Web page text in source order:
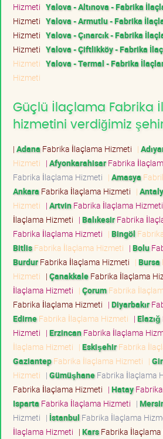
Hizmeti Yalova - Altınova - Fabrika
Hizmeti Yalova - Armutlu - Fabrika
Hizmeti Yalova - Çınarcık - Fabrika
Hizmeti Yalova - Çiftlikköy - Fabrika
Hizmeti Yalova - Termal - Fabrika
Hizmeti
Güçlü İlaçlama Fabrika
hizmetini verdiğimiz
| Adana Fabrika İlaçlama Hizmeti |
Hizmeti | AfyonkarahisarFabrika
Fabrika İlaçlama Hizmeti | Amasya
Ankara Fabrika İlaçlama Hizmeti |
Hizmeti | ArtvinFabrika İlaçlama Hizmeti
İlaçlama Hizmeti | BalıkesirFabrika
Fabrika İlaçlama Hizmeti | Bingöl
BitlisFabrika İlaçlama Hizmeti | Bolu
BurdurFabrika İlaçlama Hizmeti | Bursa
Hizmeti | ÇanakkaleFabrika İlaçlama
İlaçlama Hizmeti | ÇorumFabrika
Fabrika İlaçlama Hizmeti | Diyarbakır
EdirneFabrika İlaçlama Hizmeti | Elazığ
Hizmeti | ErzincanFabrika İlaçlama
İlaçlama Hizmeti | EskişehirFabrika
GaziantepFabrika İlaçlama Hizmeti |
Hizmeti | GümüşhaneFabrika İlaçlama
Fabrika İlaçlama Hizmeti | Hatay
Isparta Fabrika İlaçlama Hizmeti |
Hizmeti | İstanbul Fabrika İlaçlama
İlaçlama Hizmeti | KarsFabrika İlaçlama